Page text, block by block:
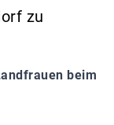
zu
beim